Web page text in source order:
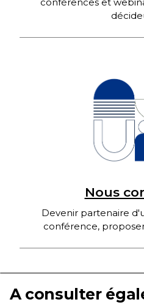
Nous
Devenir partenaire
conférence,
A consulter